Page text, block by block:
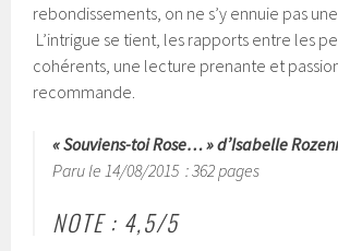
rebondissements, on ne s’y ennuie pas
L’intrigue se tient, les rapports entre les
cohérents, une lecture prenante et
recommande.
« Souviens-toi Rose… » d’Isabelle
Paru le 14/08/2015 : 362 pages
NOTE : 4,5/5